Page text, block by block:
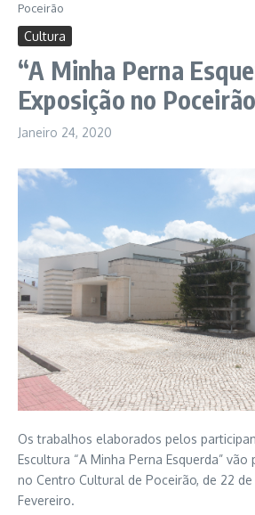
Poceirão
Cultura
“A Minha Perna
Exposição no Poceirão
Janeiro 24, 2020
Os trabalhos elaborados pelos
Escultura “A Minha Perna Esquerda”
no Centro Cultural de Poceirão, de 22 de
Fevereiro.